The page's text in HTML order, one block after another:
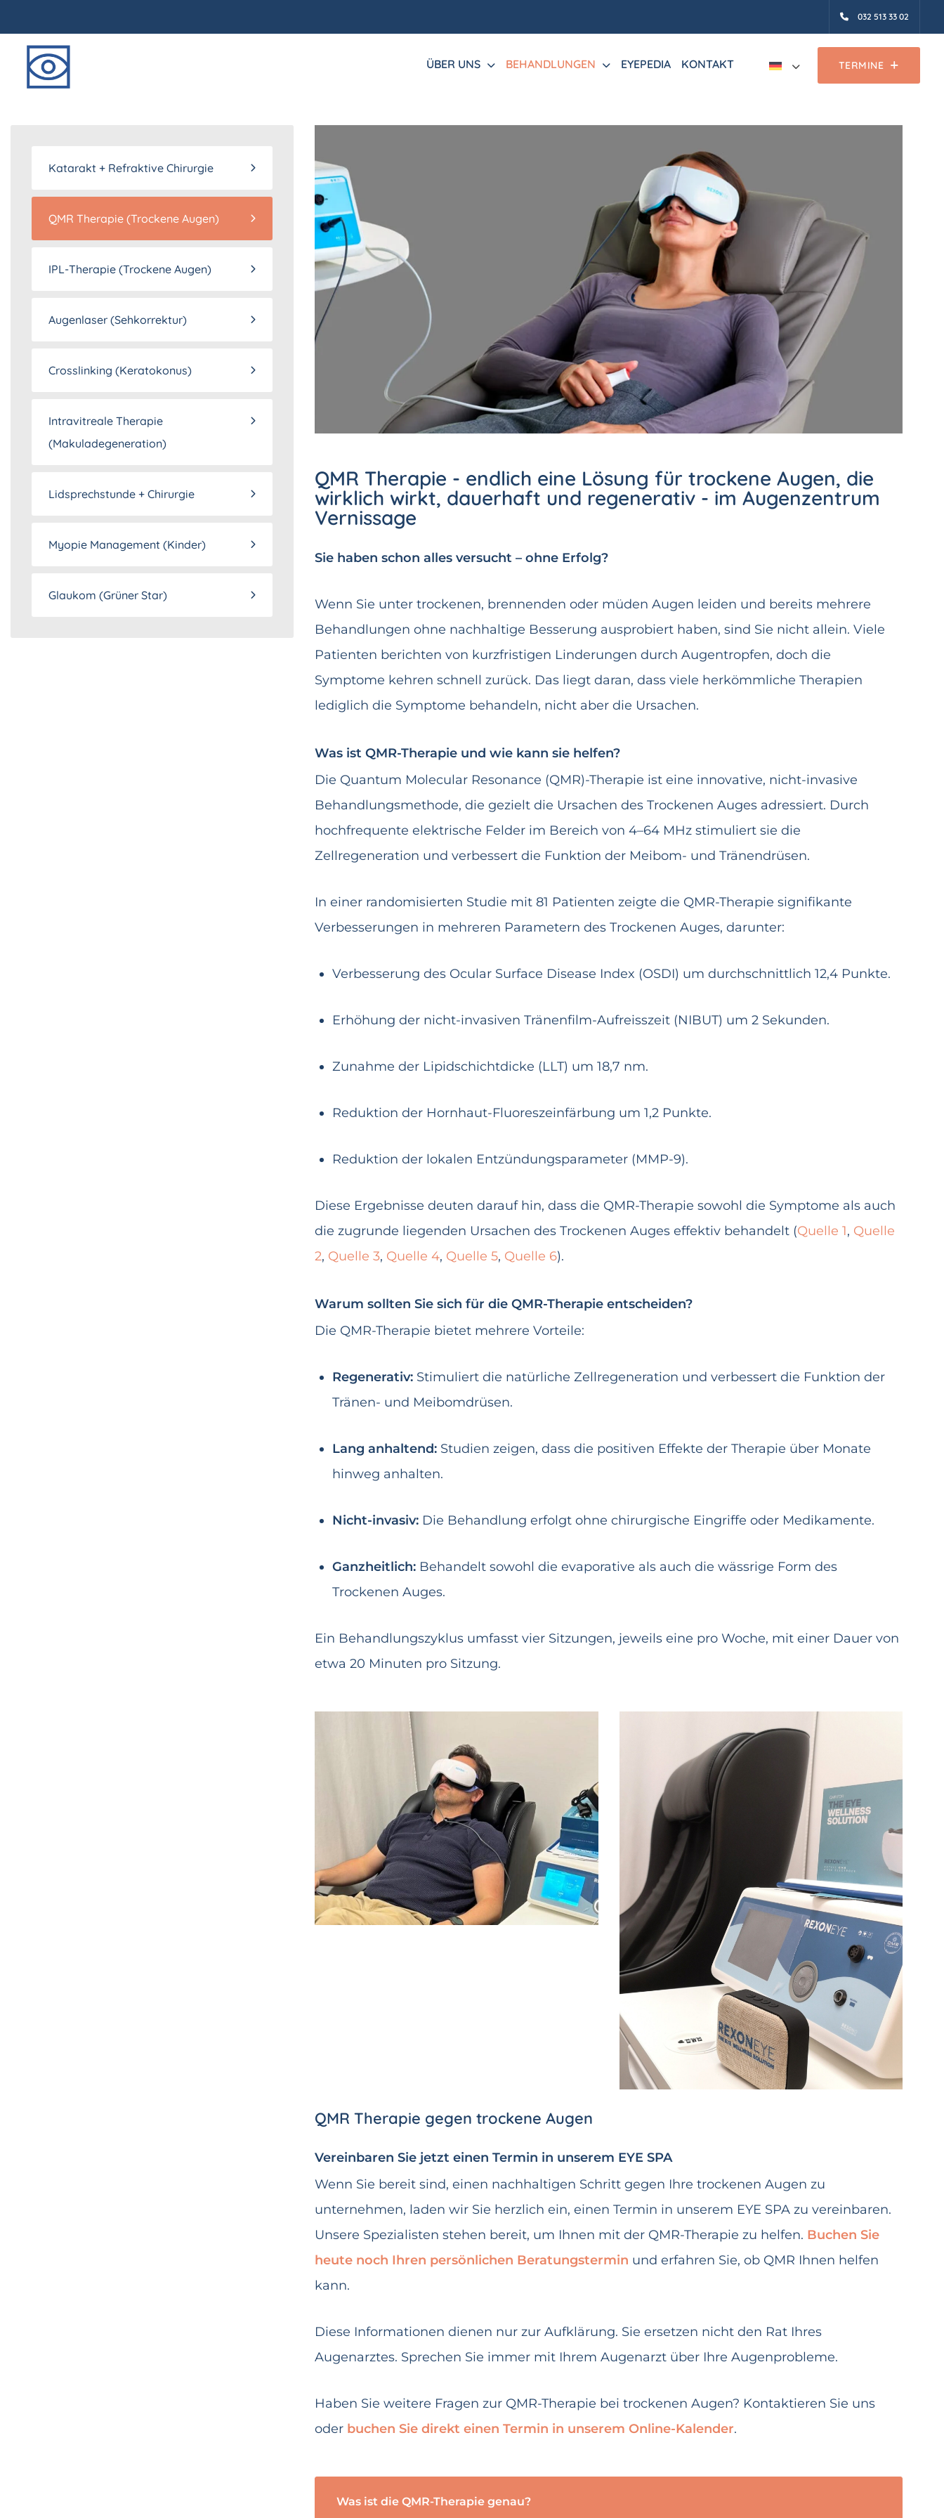
032 513 33 02
ÜBER UNS BEHANDLUNGEN EYEPEDIA KONTAKT TERMINE
Katarakt + Refraktive Chirurgie
QMR Therapie (Trockene Augen)
IPL-Therapie (Trockene Augen)
Augenlaser (Sehkorrektur)
Crosslinking (Keratokonus)
Intravitreale Therapie
(Makuladegeneration)
Lidsprechstunde + Chirurgie
Myopie Management (Kinder)
Glaukom (Grüner Star)
QMR Therapie - endlich eine Lösung für trockene Augen, die
wirklich wirkt, dauerhaft und regenerativ - im Augenzentrum
Vernissage
Sie haben schon alles versucht – ohne Erfolg?
Wenn Sie unter trockenen, brennenden oder müden Augen leiden und bereits mehrere
Behandlungen ohne nachhaltige Besserung ausprobiert haben, sind Sie nicht allein. Viele
Patienten berichten von kurzfristigen Linderungen durch Augentropfen, doch die
Symptome kehren schnell zurück. Das liegt daran, dass viele herkömmliche Therapien
lediglich die Symptome behandeln, nicht aber die Ursachen.
Was ist QMR-Therapie und wie kann sie helfen?
Die Quantum Molecular Resonance (QMR)-Therapie ist eine innovative, nicht-invasive
Behandlungsmethode, die gezielt die Ursachen des Trockenen Auges adressiert. Durch
hochfrequente elektrische Felder im Bereich von 4–64 MHz stimuliert sie die
Zellregeneration und verbessert die Funktion der Meibom- und Tränendrüsen.
In einer randomisierten Studie mit 81 Patienten zeigte die QMR-Therapie signifikante
Verbesserungen in mehreren Parametern des Trockenen Auges, darunter:
Verbesserung des Ocular Surface Disease Index (OSDI) um durchschnittlich 12,4 Punkte.
Erhöhung der nicht-invasiven Tränenfilm-Aufreisszeit (NIBUT) um 2 Sekunden.
Zunahme der Lipidschichtdicke (LLT) um 18,7 nm.
Reduktion der Hornhaut-Fluoreszeinfärbung um 1,2 Punkte.
Reduktion der lokalen Entzündungsparameter (MMP-9).
Diese Ergebnisse deuten darauf hin, dass die QMR-Therapie sowohl die Symptome als auch
die zugrunde liegenden Ursachen des Trockenen Auges effektiv behandelt (Quelle 1, Quelle
2, Quelle 3, Quelle 4, Quelle 5, Quelle 6).
Warum sollten Sie sich für die QMR-Therapie entscheiden?
Die QMR-Therapie bietet mehrere Vorteile:
Regenerativ: Stimuliert die natürliche Zellregeneration und verbessert die Funktion der
Tränen- und Meibomdrüsen.
Lang anhaltend: Studien zeigen, dass die positiven Effekte der Therapie über Monate
hinweg anhalten.
Nicht-invasiv: Die Behandlung erfolgt ohne chirurgische Eingriffe oder Medikamente.
Ganzheitlich: Behandelt sowohl die evaporative als auch die wässrige Form des
Trockenen Auges.
Ein Behandlungszyklus umfasst vier Sitzungen, jeweils eine pro Woche, mit einer Dauer von
etwa 20 Minuten pro Sitzung.
QMR Therapie gegen trockene Augen
Vereinbaren Sie jetzt einen Termin in unserem EYE SPA
Wenn Sie bereit sind, einen nachhaltigen Schritt gegen Ihre trockenen Augen zu
unternehmen, laden wir Sie herzlich ein, einen Termin in unserem EYE SPA zu vereinbaren.
Unsere Spezialisten stehen bereit, um Ihnen mit der QMR-Therapie zu helfen. Buchen Sie
heute noch Ihren persönlichen Beratungstermin und erfahren Sie, ob QMR Ihnen helfen
kann.
Diese Informationen dienen nur zur Aufklärung. Sie ersetzen nicht den Rat Ihres
Augenarztes. Sprechen Sie immer mit Ihrem Augenarzt über Ihre Augenprobleme.
Haben Sie weitere Fragen zur QMR-Therapie bei trockenen Augen? Kontaktieren Sie uns
oder buchen Sie direkt einen Termin in unserem Online-Kalender.
Was ist die QMR-Therapie genau?